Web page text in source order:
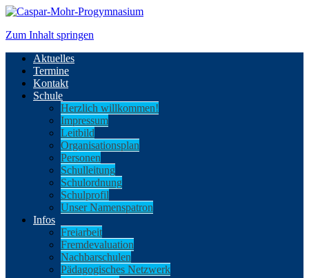
Zum Inhalt springen
Aktuelles
Termine
Kontakt
Schule
Herzlich willkommen!
Impressum
Leitbild
Organisationsplan
Personen
Schulleitung
Schulordnung
Schulprofil
Unser Namenspatron
Infos
Freiarbeit
Fremdevaluation
Nachbarschulen
Pädagogisches Netzwerk